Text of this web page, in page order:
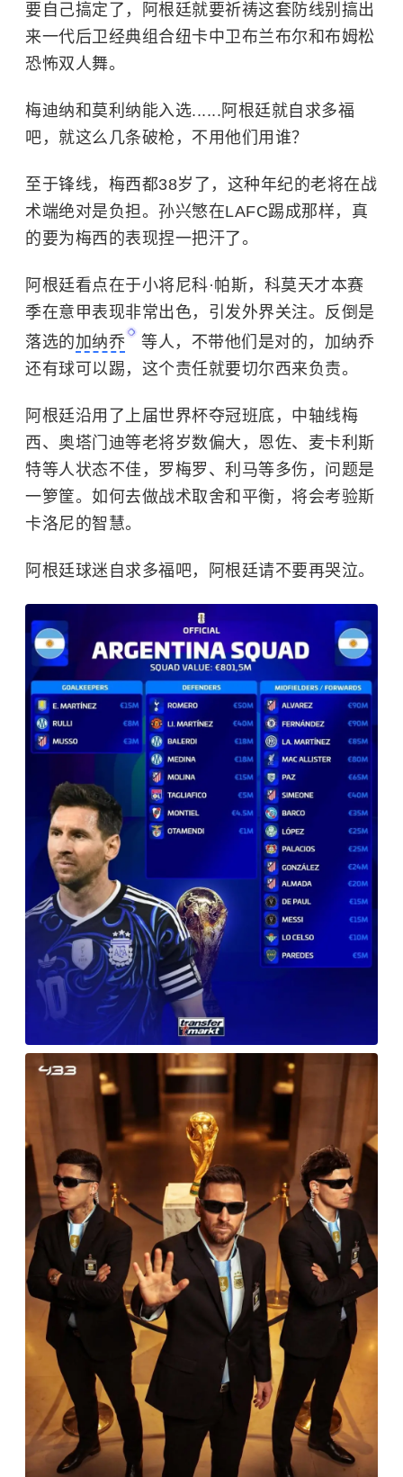
要自己搞定了，阿根廷就要祈祷这套防线别搞出
来一代后卫经典组合纽卡中卫布兰布尔和布姆松
恐怖双人舞。
梅迪纳和莫利纳能入选......阿根廷就自求多福
吧，就这么几条破枪，不用他们用谁？
至于锋线，梅西都38岁了，这种年纪的老将在战
术端绝对是负担。孙兴慜在LAFC踢成那样，真
的要为梅西的表现捏一把汗了。
阿根廷看点在于小将尼科·帕斯，科莫天才本赛
季在意甲表现非常出色，引发外界关注。反倒是
落选的加纳乔
等人，不带他们是对的，加纳乔
还有球可以踢，这个责任就要切尔西来负责。
阿根廷沿用了上届世界杯夺冠班底，中轴线梅
西、奥塔门迪等老将岁数偏大，恩佐、麦卡利斯
特等人状态不佳，罗梅罗、利马等多伤，问题是
一箩筐。如何去做战术取舍和平衡，将会考验斯
卡洛尼的智慧。
阿根廷球迷自求多福吧，阿根廷请不要再哭泣。